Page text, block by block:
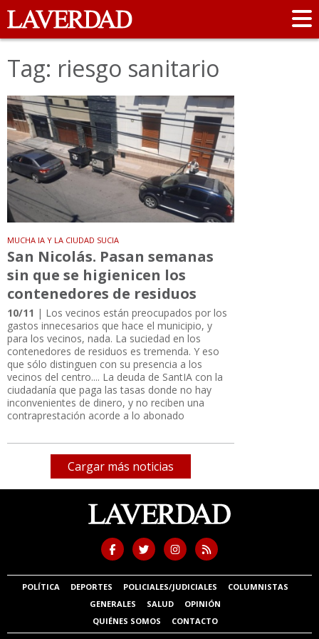
Tag: riesgo sanitario
MUCHA IA Y LA CIUDAD SUCIA
San Nicolás. Pasan semanas
sin que se higienicen los
contenedores de residuos
10/11 | Los vecinos están preocupados por los
gastos innecesarios que hace el municipio, y
para los vecinos, nada. La suciedad en los
contenedores de residuos es tremenda. Y eso
que sólo distinguen con su presencia a los
vecinos del centro.... La deuda de SantIA con la
ciudadanía que paga las tasas donde no hay
inconvenientes de dinero, y no reciben una
contraprestación acorde a lo abonado
Cargar más noticias
POLÍTICA DEPORTES POLICIALES/JUDICIALES
COLUMNISTAS
GENERALES
SALUD
OPINIÓN
QUIÉNES SOMOS
CONTACTO